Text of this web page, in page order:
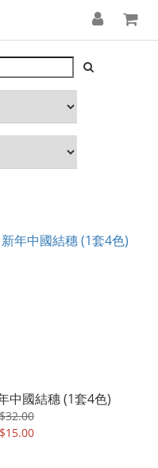
中國結穗 (1套4色)